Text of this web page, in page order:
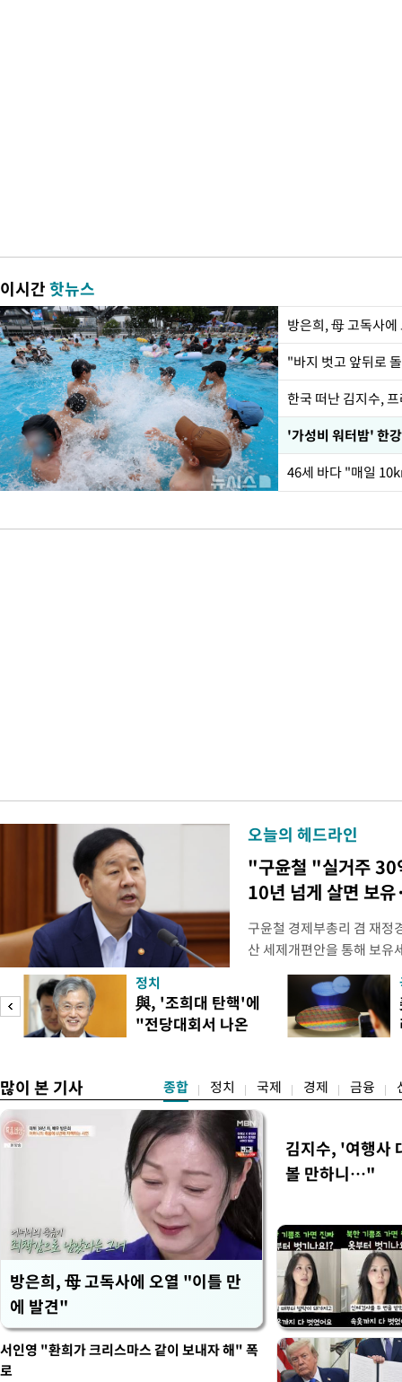
이시간핫뉴스
방은희, 母 고독사
한국 떠난 김지수,
오늘의 헤드라인
"구윤철 "실거주 30
10년 넘게 살면 보
구윤철 경제부총리 겸 재정
산 세제개편안을 통해 보유
지적에 대해 "사는(실거주
어들고 나중에 팔 때 양도
총리는 이날 오전 MBC 라
터뷰에서 "이게(30억원 이
정치
與, '조희대 탄핵'에
"전당대회서 나온
많이 본 기사 종합 정치 국제 경제 금융
방은희, 母 고독사에 오열 "이틀 만
에 발견"
김지수, '여행사
볼 만하니…"
서인영 "환희가 크리스마스 같이 보내자 해" 폭
로